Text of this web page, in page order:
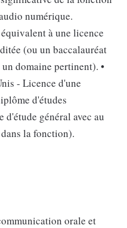
numérique.
à une licence
(ou un baccalauréat
domaine pertinent). •
- Licence d'une
d'études
général avec au
la fonction).
orale et